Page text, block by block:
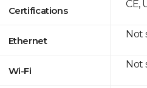
Certifications
Ethernet
Wi-Fi
CE,
Not
Not